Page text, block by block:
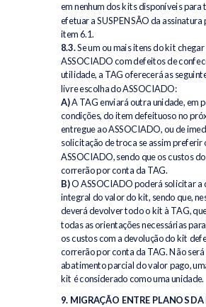
em nenhum dos kits disponíveis para
efetuar a SUSPENSÃO da assinatura
item 6.1.
8.3.Se um ou mais itens do kit chegar
ASSOCIADO com defeitos de
utilidade, a TAG oferecerá as
livre escolha do ASSOCIADO:
A)A TAG enviará outra unidade, em
condições, do item defeituoso no
entregue ao ASSOCIADO, ou de
solicitação de troca se assim preferir
ASSOCIADO, sendo que os custos
correrão por conta da TAG.
B)O ASSOCIADO poderá solicitar a
integral do valor do kit, sendo que,
deverá devolver todo o kit à TAG,
todas as orientações necessárias
os custos com a devolução do kit
correrão por conta da TAG. Não será
abatimento parcial do valor pago,
kit é considerado como uma unidade.
9. MIGRAÇÃO ENTRE PLANOS